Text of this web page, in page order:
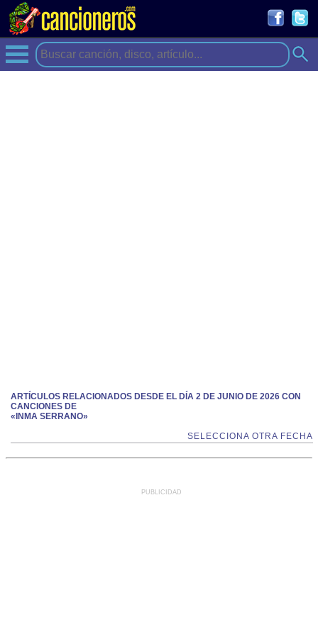
ARTÍCULOS RELACIONADOS DESDE EL DÍA 2 DE JUNIO DE 2026 CON
CANCIONES DE
«INMA SERRANO»
SELECCIONA OTRA FECHA
PUBLICIDAD